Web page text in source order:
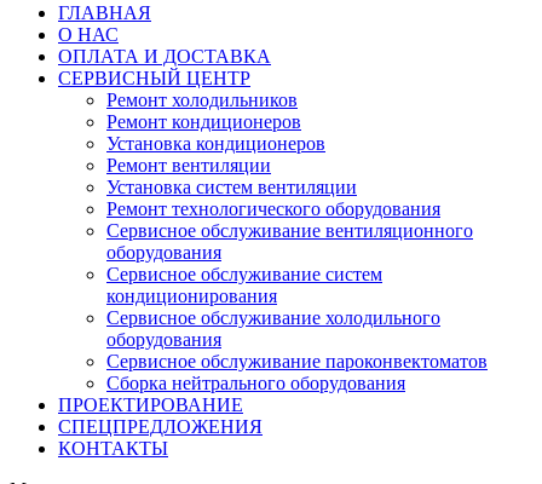
ГЛАВНАЯ
О НАС
ОПЛАТА И ДОСТАВКА
СЕРВИСНЫЙ ЦЕНТР
Ремонт холодильников
Ремонт кондиционеров
Установка кондиционеров
Ремонт вентиляции
Установка систем вентиляции
Ремонт технологического оборудования
Cервисное обслуживание вентиляционного
оборудования
Cервисное обслуживание систем
кондиционирования
Cервисное обслуживание холодильного
оборудования
Сервисное обслуживание пароконвектоматов
Сборка нейтрального оборудования
ПРОЕКТИРОВАНИЕ
СПЕЦПРЕДЛОЖЕНИЯ
КОНТАКТЫ